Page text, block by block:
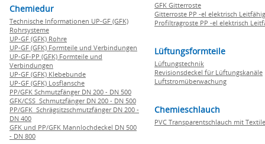
Chemiedur
Technische Informationen UP-GF (GFK)
Rohrsysteme
UP-GF (GFK) Rohre
UP-GF (GFK) Formteile und Verbindungen
UP-GF-PP (GFK) Formteile und
Verbindungen
UP-GF (GFK) Klebebunde
UP-GF (GFK) Losflansche
PP/GFK Schmutzfänger DN 200 - DN 500
GFK/CSS Schmutzfänger DN 200 - DN 500
PP/GFK Schrägsitzschmutzfänger DN 200 -
DN 400
GFK und PP/GFK Mannlochdeckel DN 500
- DN 800
GFK Gitterroste
Gitterroste PP -el elektrisch Leitfähig
Profiltragroste PP -el elektrisch
Lüftungsformteile
Lüftungstechnik
Revisionsdeckel für Lüftungskanäle
Luftstromüberwachung
Chemieschlauch
PVC Transparentschlauch mit